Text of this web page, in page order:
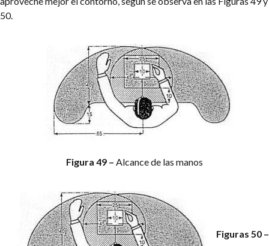
50.
Figura 49 – Alcance de las manos
Figuras 50 –